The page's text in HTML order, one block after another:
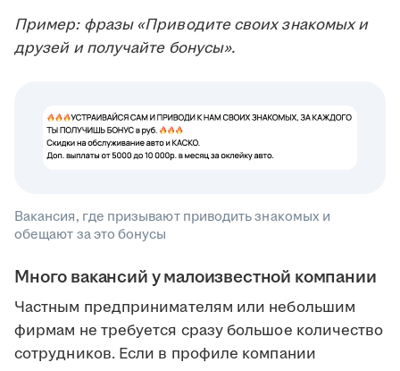
Пример: фразы «Приводите своих знакомых и
друзей и получайте бонусы».
Вакансия, где призывают приводить знакомых и
обещают за это бонусы
Много вакансий у малоизвестной компании
Частным предпринимателям или небольшим
фирмам не требуется сразу большое количество
сотрудников. Если в профиле компании